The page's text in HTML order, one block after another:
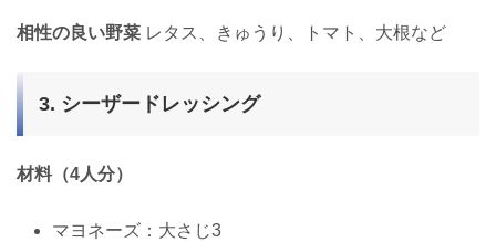
相性の良い野菜 レタス、きゅうり、トマト、大根など
3. シーザードレッシング
材料（4人分）
マヨネーズ：大さじ3